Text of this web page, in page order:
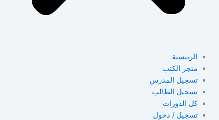
الرئيسية
متجر الكتب
تسجيل المدرس
تسجيل الطالب
كل الدورات
تسجيل / دخول